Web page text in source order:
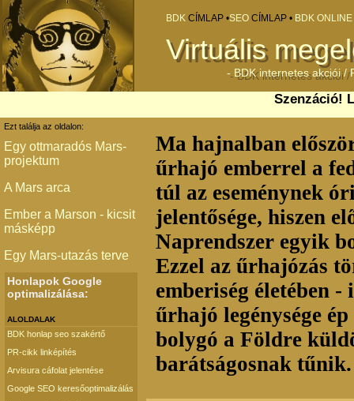
BDK CÍMLAP •SEO CÍMLAP • BDK ONLINE
Virtuális
- BDKinternetes akciói /
Szenzáció!
Ezt találja az oldalon:
Egy ottmaradós Mars-
projektum
A Mars arca
Ember a Marson - kicsit
másképp
Egy Mars-utazás terve
Honlapok Google
optimalizálása:
ALOLDALAK
BDK honlap seo szakértő
PR-cikk linképítés
Arvisura cáfolat jelentése
Google SEO keresőoptimalizálás
Ma hajnalban
űrhajó emberrel a
túl az eseménynek
jelentősége, hiszen
Naprendszer egyik
Ezzel az űrhajózás
emberiség életében -
űrhajó legénysége ép
bolygó a Földre
barátságosnak tűnik.